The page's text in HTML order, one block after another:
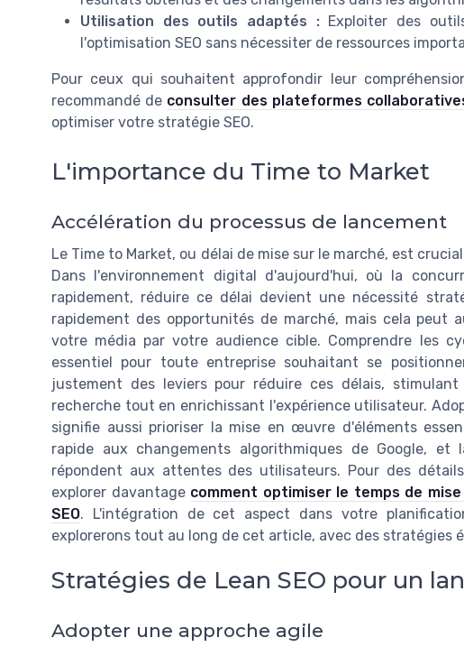
Utilisation des outils adaptés :Exploiter des
l'optimisation SEO sans nécessiter de ressources
Pour ceux qui souhaitent approfondir leur
recommandé de consulter des plateformes
optimiser votre stratégie SEO.
L'importance du Time to Market
Accélération du processus de lancement
Le Time to Market, ou délai de mise sur le marché, est
Dans l'environnement digital d'aujourd'hui, où la
rapidement, réduire ce délai devient une nécessité
rapidement des opportunités de marché, mais cela peut
votre média par votre audience cible. Comprendre les
essentiel pour toute entreprise souhaitant se
justement des leviers pour réduire ces délais,
recherche tout en enrichissant l'expérience utilisateur.
signifie aussi prioriser la mise en œuvre d'éléments
rapide aux changements algorithmiques de Google,
répondent aux attentes des utilisateurs. Pour des
explorer davantage comment optimiser le temps de
SEO. L'intégration de cet aspect dans votre
explorerons tout au long de cet article, avec des stratégies
Stratégies de Lean SEO pour un
Adopter une approche agile